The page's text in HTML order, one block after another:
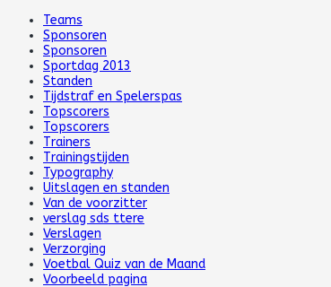
Teams
Sponsoren
Sponsoren
Sportdag 2013
Standen
Tijdstraf en Spelerspas
Topscorers
Topscorers
Trainers
Trainingstijden
Typography
Uitslagen en standen
Van de voorzitter
verslag sds ttere
Verslagen
Verzorging
Voetbal Quiz van de Maand
Voorbeeld pagina